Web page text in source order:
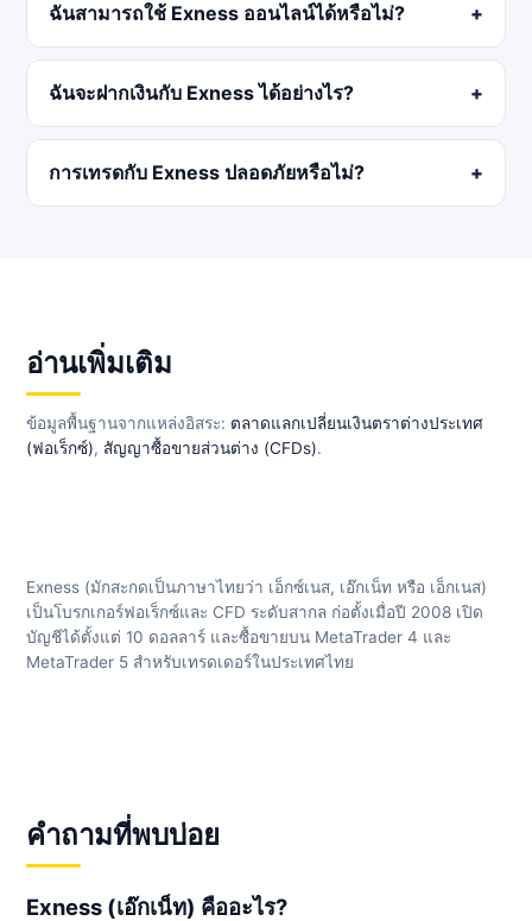
ฉันสามารถใช้ Exness ออนไลน์ได้หรือไม่?
ฉันจะฝากเงินกับ Exness ได้อย่างไร?
การเทรดกับ Exness ปลอดภัยหรือไม่?
อ่านเพิ่มเติม
ข้อมูลพื้นฐานจากแหล่งอิสระ: ตลาดแลกเปลี่ยนเงินตราต่างประเทศ
(ฟอเร็กซ์), สัญญาซื้อขายส่วนต่าง (CFDs).
Exness (มักสะกดเป็นภาษาไทยว่า เอ็กซ์เนส, เอ๊กเน็ท หรือ เอ็กเนส)
เป็นโบรกเกอร์ฟอเร็กซ์และ CFD ระดับสากล ก่อตั้งเมื่อปี 2008 เปิด
บัญชีได้ตั้งแต่ 10 ดอลลาร์ และซื้อขายบน MetaTrader 4 และ
MetaTrader 5 สำหรับเทรดเดอร์ในประเทศไทย
คำถามที่พบบ่อย
Exness (เอ๊กเน็ท) คืออะไร?